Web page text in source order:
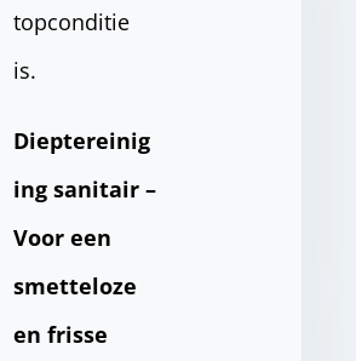
topconditie
is.
Dieptereinig
ing sanitair –
Voor een
smetteloze
en frisse